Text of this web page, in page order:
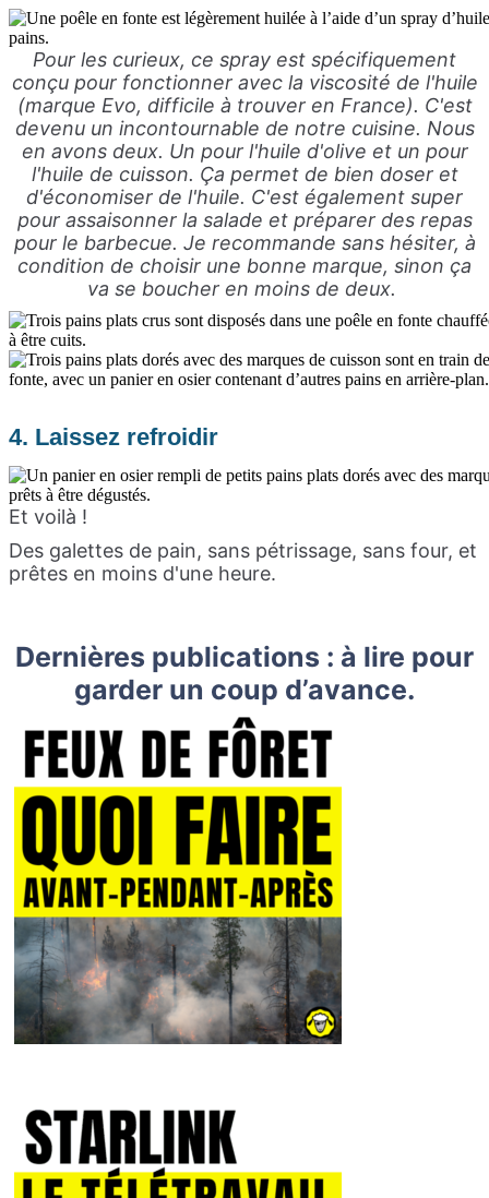
Pour les curieux, ce spray est spécifiquement
conçu pour fonctionner avec la viscosité de l'huile
(marque Evo, difficile à trouver en France). C'est
devenu un incontournable de notre cuisine. Nous
en avons deux. Un pour l'huile d'olive et un pour
l'huile de cuisson. Ça permet de bien doser et
d'économiser de l'huile. C'est également super
pour assaisonner la salade et préparer des repas
pour le barbecue. Je recommande sans hésiter, à
condition de choisir une bonne marque, sinon ça
va se boucher en moins de deux.
4. Laissez refroidir
Et voilà !
Des galettes de pain, sans pétrissage, sans four, et
prêtes en moins d'une heure.
Dernières publications : à lire pour
garder un coup d’avance.